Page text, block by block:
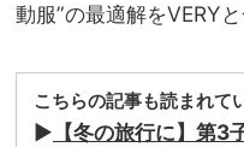
動服”の最適解をVERY
こちらの記事も読まれて
▶︎ 【冬の旅行に】第